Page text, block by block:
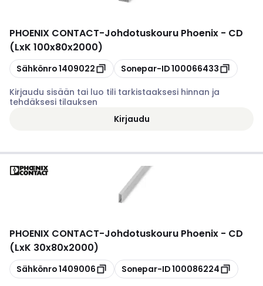
PHOENIX CONTACT-Johdotuskouru Phoenix - CD
(LxK 100x80x2000)
Kopioi
Sähkönro1409022 Kopioi
Sonepar-ID100066433
Kirjaudu sisään tai luo tili tarkistaaksesi hinnan ja
tehdäksesi tilauksen
Kirjaudu
PHOENIX CONTACT-Johdotuskouru Phoenix - CD
(LxK 30x80x2000)
Kopioi
Sähkönro1409006 Kopioi
Sonepar-ID100086224